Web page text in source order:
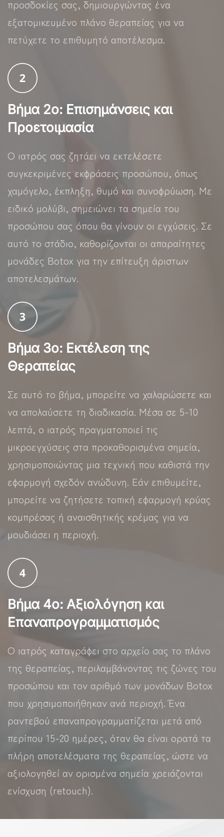
προσδοκίες σας, δημιουργώντας ένα
εξατομικευμένο πλάνο θεραπείας για να
πετύχετε το επιθυμητό αποτέλεσμα.
Βήμα 2ο: Επισημάνσεις και
Προετοιμασία
Ο ιατρός σας ζητάει να εκτελέσετε
συγκεκριμένες εκφράσεις προσώπου, όπως
χαμόγελο, έκπληξη, θυμό και συνοφρύωση. Με
ειδικό μολύβι, σημειώνει τα σημεία του
προσώπου σας όπου θα γίνουν οι εγχύσεις. Σε
αυτό το στάδιο, καθορίζονται οι απαραίτητες
μονάδες Botox για την επίτευξη άριστων
αποτελεσμάτων.
Βήμα 3ο: Εκτέλεση της
Θεραπείας
Σε αυτό το βήμα, μπορείτε να χαλαρώσετε και
να απολαύσετε τη διαδικασία. Μέσα σε 5-10
λεπτά, ο ιατρός πραγματοποιεί τις
μικροεγχύσεις στα προκαθορισμένα σημεία,
χρησιμοποιώντας μια τεχνική που καθιστά την
εφαρμογή σχεδόν ανώδυνη. Εάν επιθυμείτε,
μπορείτε να ζητήσετε τοπική εφαρμογή κρύας
κομπρέσας ή αναισθητικής κρέμας για να
μουδιάσει η περιοχή.
Βήμα 4ο: Αξιολόγηση και
Επαναπρογραμματισμός
Ο ιατρός καταγράφει στο αρχείο σας το πλάνο
της θεραπείας, περιλαμβάνοντας τις ζώνες του
προσώπου και τον αριθμό των μονάδων Botox
που χρησιμοποιήθηκαν ανά περιοχή. Ένα
ραντεβού επαναπρογραμματίζεται μετά από
περίπου 15-20 ημέρες, όταν θα είναι ορατά τα
πλήρη αποτελέσματα της θεραπείας, ώστε να
αξιολογηθεί αν ορισμένα σημεία χρειάζονται
ενίσχυση (retouch).